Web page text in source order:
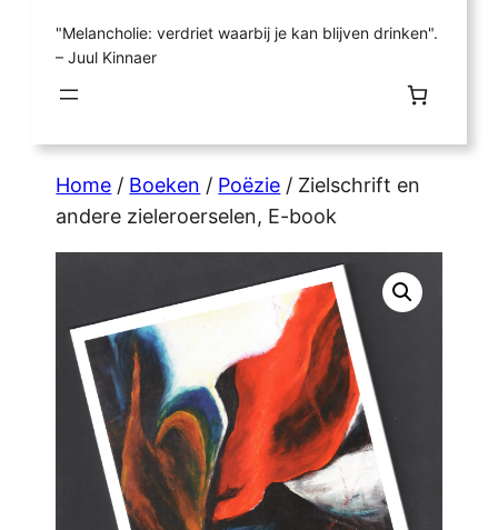
"Melancholie: verdriet waarbij je kan blijven drinken".
– Juul Kinnaer
Home / Boeken / Poëzie / Zielschrift en
andere zieleroerselen, E-book